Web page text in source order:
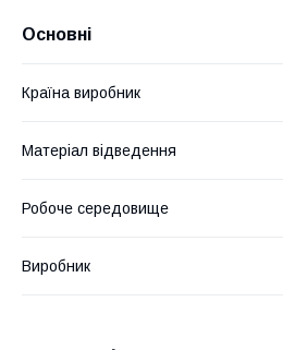
Основні
Країна виробник
Матеріал відведення
Робоче середовище
Виробник